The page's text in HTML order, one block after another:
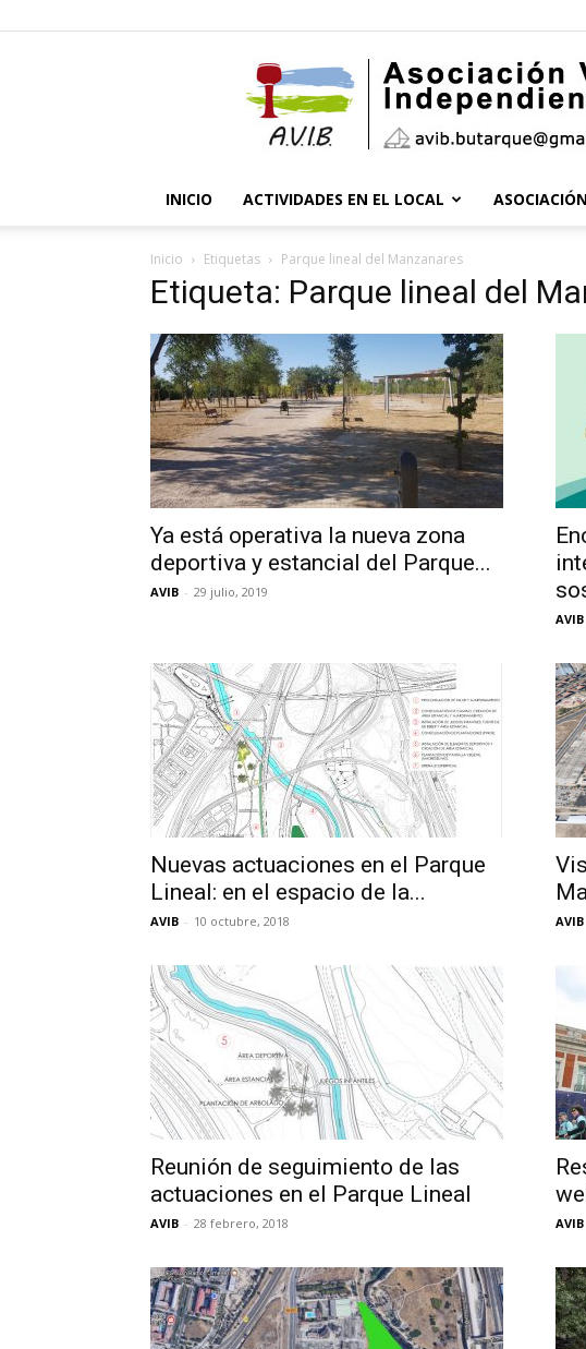
INICIO ACTIVIDADES EN EL LOCAL
Inicio Etiquetas Parque lineal del Manzanares
Etiqueta: Parque lineal del
Ya está operativa la nueva zona
deportiva y estancial del Parque...
AVIB - 29 julio, 2019
AVIB
Nuevas actuaciones en el Parque
Lineal: en el espacio de la...
AVIB - 10 octubre, 2018 AVIB
Reunión de seguimiento de las
actuaciones en el Parque Lineal
AVIB - 28 febrero, 2018 AVIB